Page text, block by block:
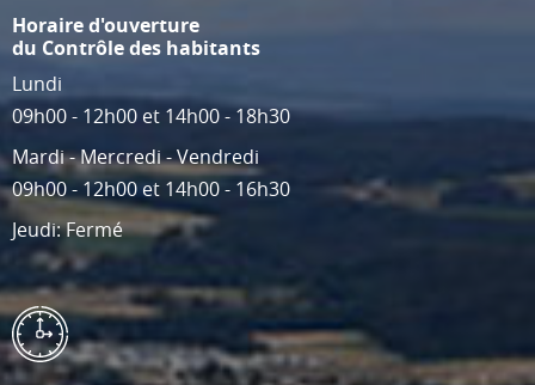
Horaire d'ouverture
du Contrôle des habitants
Lundi
09h00 - 12h00 et 14h00 - 18h30
Mardi - Mercredi - Vendredi
09h00 - 12h00 et 14h00 - 16h30
Jeudi: Fermé